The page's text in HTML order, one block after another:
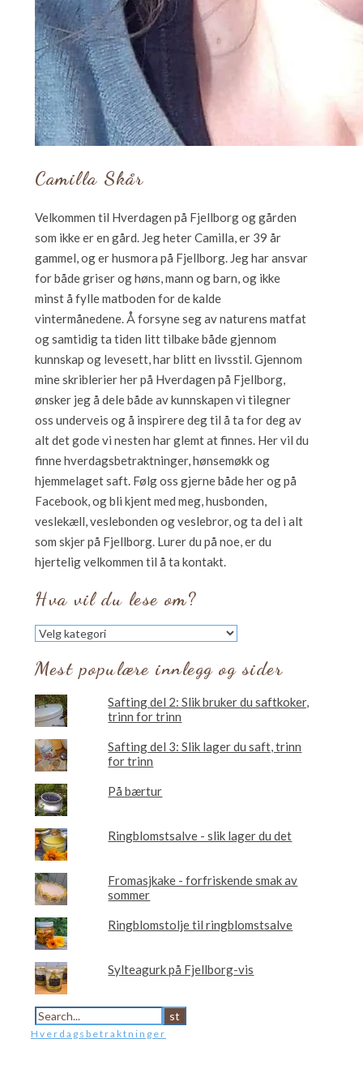
Camilla Skår
Velkommen til Hverdagen på Fjellborg og gården
som ikke er en gård. Jeg heter Camilla, er 39 år
gammel, og er husmora på Fjellborg. Jeg har ansvar
for både griser og høns, mann og barn, og ikke
minst å fylle matboden for de kalde
vintermånedene. Å forsyne seg av naturens matfat
og samtidig ta tiden litt tilbake både gjennom
kunnskap og levesett, har blitt en livsstil. Gjennom
mine skriblerier her på Hverdagen på Fjellborg,
ønsker jeg å dele både av kunnskapen vi tilegner
oss underveis og å inspirere deg til å ta for deg av
alt det gode vi nesten har glemt at finnes. Her vil du
finne hverdagsbetraktninger, hønsemøkk og
hjemmelaget saft. Følg oss gjerne både her og på
Facebook, og bli kjent med meg, husbonden,
veslekæll, veslebonden og veslebror, og ta del i alt
som skjer på Fjellborg. Lurer du på noe, er du
hjertelig velkommen til å ta kontakt.
Hva vil du lese om?
Hva
vil
du
lese
Mest populære innlegg og sider
Safting del 2: Slik bruker du saftkoker,
trinn for trinn
Safting del 3: Slik lager du saft, trinn
for trinn
På bærtur
Ringblomstsalve - slik lager du det
Fromasjkake - forfriskende smak av
sommer
Ringblomstolje til ringblomstsalve
Sylteagurk på Fjellborg-vis
Hverdagsbetraktninger